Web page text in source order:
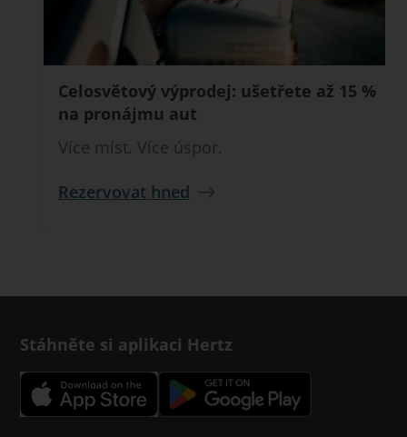
Celosvětový výprodej: ušetřete až 15 %
na pronájmu aut
Více míst. Více úspor.
Rezervovat hned
Stáhněte si aplikaci Hertz